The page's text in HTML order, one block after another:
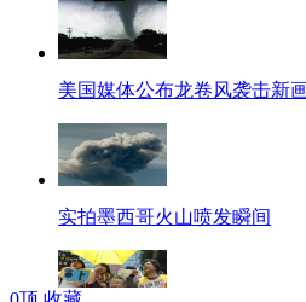
美国媒体公布龙卷风袭击新
实拍墨西哥火山喷发瞬间